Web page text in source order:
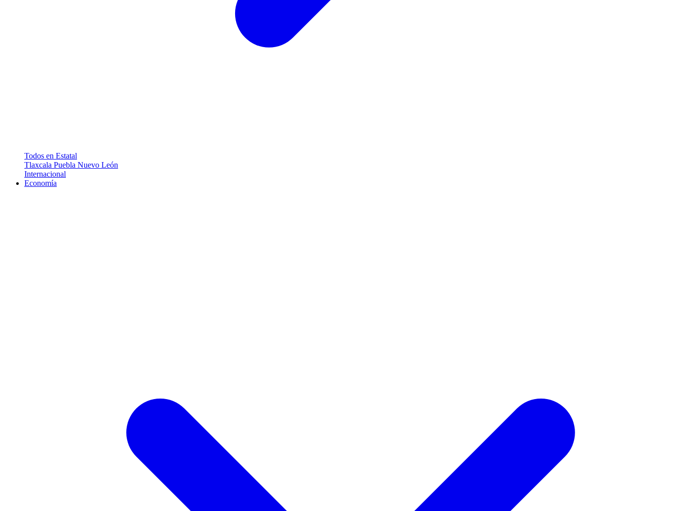
Todos en Estatal
Tlaxcala Puebla Nuevo León
Internacional
Economía